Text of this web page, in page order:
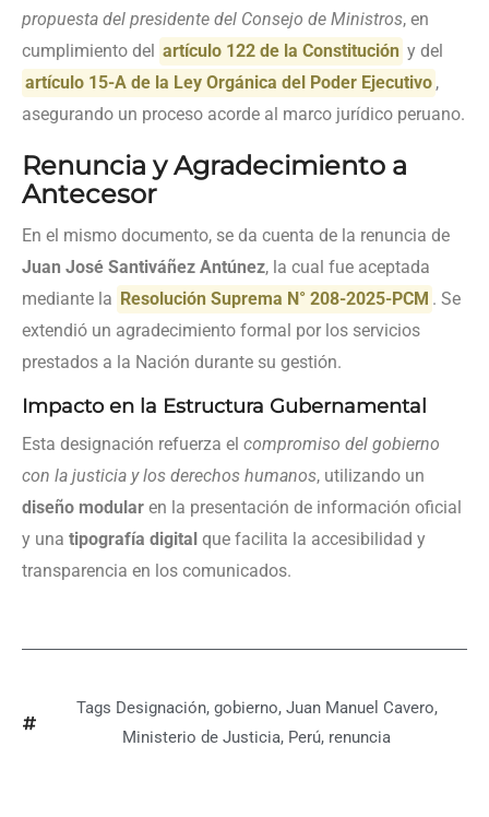
propuesta del presidente del Consejo de Ministros, en
cumplimiento del artículo 122 de la Constitución y del
artículo 15-A de la Ley Orgánica del Poder Ejecutivo ,
asegurando un proceso acorde al marco jurídico peruano.
Renuncia y Agradecimiento a
Antecesor
En el mismo documento, se da cuenta de la renuncia de
Juan José Santiváñez Antúnez, la cual fue aceptada
mediante la Resolución Suprema N° 208-2025-PCM . Se
extendió un agradecimiento formal por los servicios
prestados a la Nación durante su gestión.
Impacto en la Estructura Gubernamental
Esta designación refuerza el compromiso del gobierno
con la justicia y los derechos humanos, utilizando un
diseño modular en la presentación de información oficial
y una tipografía digital que facilita la accesibilidad y
transparencia en los comunicados.
Tags Designación, gobierno, Juan Manuel Cavero,
Ministerio de Justicia, Perú, renuncia